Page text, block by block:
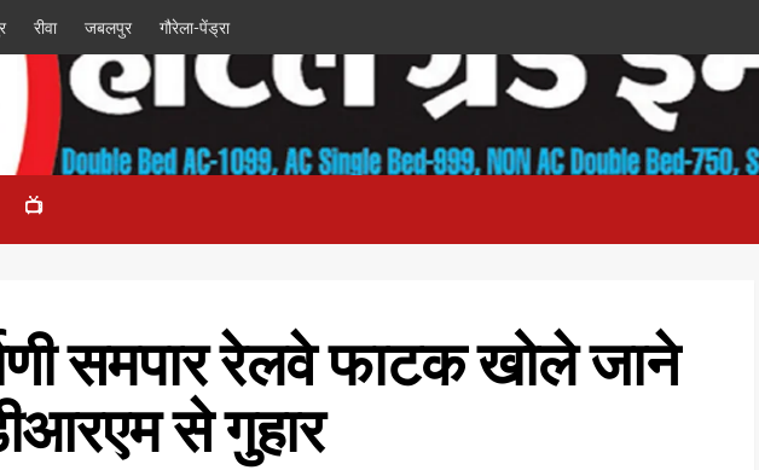
रीवा जबलपुर गौरेला-पेंड्रा
📺
समपार रेलवे फाटक खोले जाने
से गुहार